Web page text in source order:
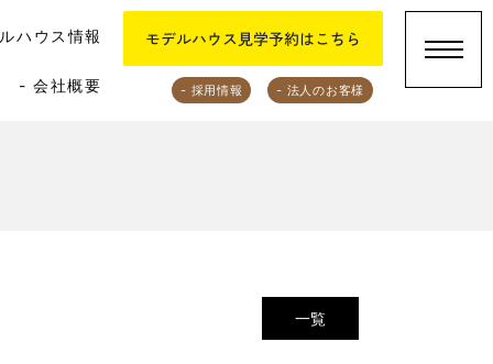
ハウス情報
- 会社概要 - 採用情報 - 法人のお客様
一覧